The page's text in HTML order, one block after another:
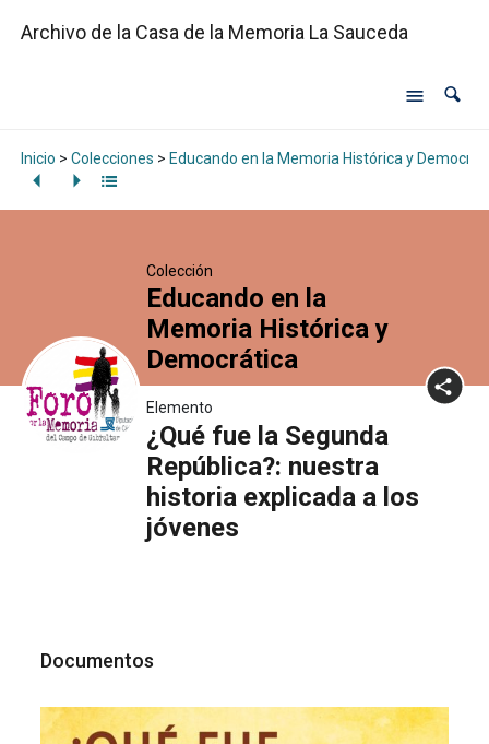
Archivo de la Casa de la Memoria La Sauceda
Inicio > Colecciones > Educando en la Memoria Histórica y
Colección
Educando en la
Memoria Histórica y
Democrática
Elemento
¿Qué fue la Segunda
República?: nuestra
historia explicada a los
jóvenes
Documentos